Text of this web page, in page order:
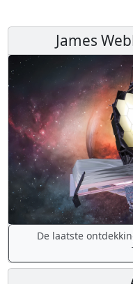
James
De laatste